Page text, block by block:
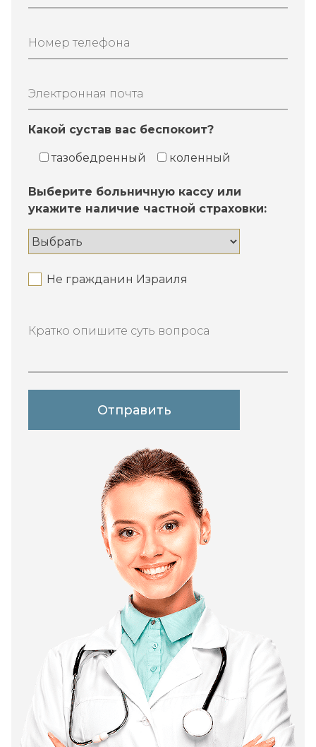
Номер телефона
Электронная почта
Какой сустав вас беспокоит?
тазобедренный коленный
Выберите больничную кассу или
укажите наличие частной страховки:
Не гражданин Израиля
Кратко опишите суть вопроса